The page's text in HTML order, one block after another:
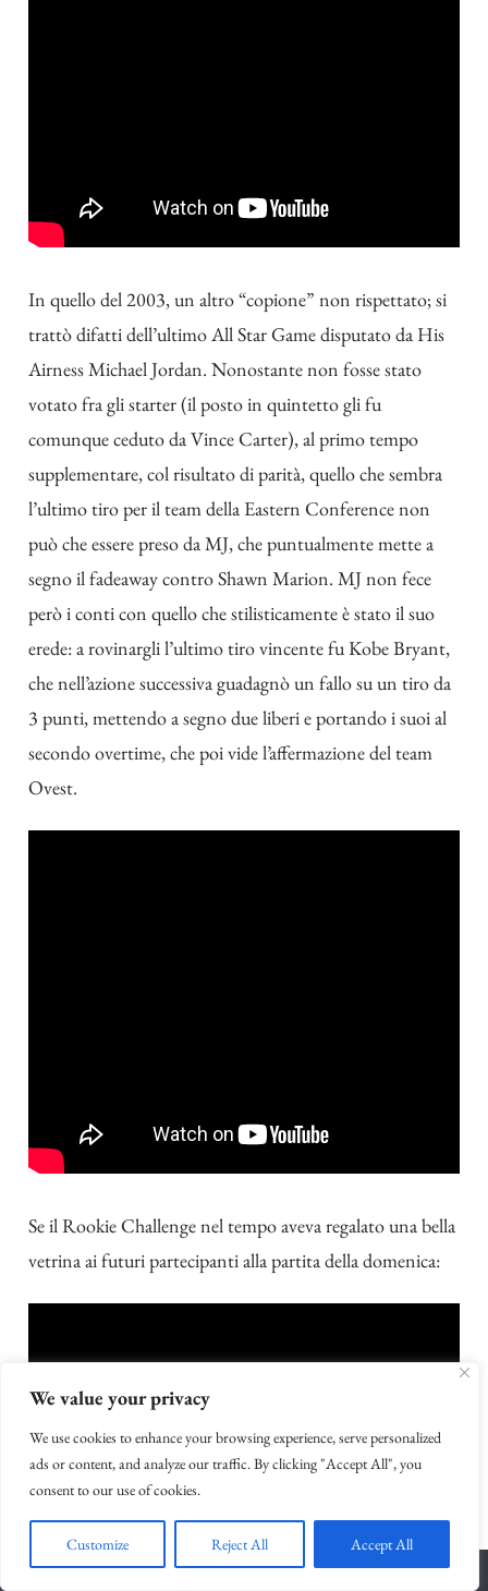
We value your privacy
We use cookies to enhance your browsing experience, serve personalized
ads or content, and analyze our traffic. By clicking "Accept All", you
consent to our use of cookies.
Customize Reject All Accept All
In quello del 2003, un altro “copione” non rispettato; si
trattò difatti dell’ultimo All Star Game disputato da His
Airness Michael Jordan. Nonostante non fosse stato
votato fra gli starter (il posto in quintetto gli fu
comunque ceduto da Vince Carter), al primo tempo
supplementare, col risultato di parità, quello che sembra
l’ultimo tiro per il team della Eastern Conference non
può che essere preso da MJ, che puntualmente mette a
segno il fadeaway contro Shawn Marion. MJ non fece
però i conti con quello che stilisticamente è stato il suo
erede: a rovinargli l’ultimo tiro vincente fu Kobe Bryant,
che nell’azione successiva guadagnò un fallo su un tiro da
3 punti, mettendo a segno due liberi e portando i suoi al
secondo overtime, che poi vide l’affermazione del team
Ovest.
Se il Rookie Challenge nel tempo aveva regalato una bella
vetrina ai futuri partecipanti alla partita della domenica: